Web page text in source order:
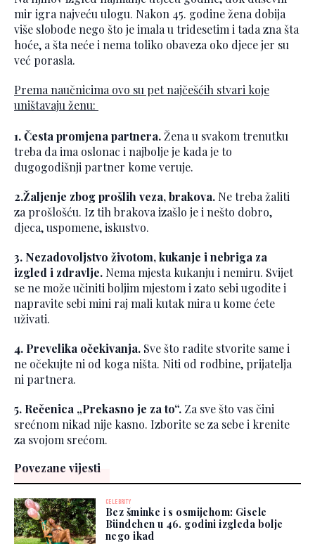
mir igra najveću ulogu. Nakon 45. godine žena dobija
više slobode nego što je imala u tridesetim i tada zna šta
hoće, a šta neće i nema toliko obaveza oko djece jer su
već porasla.
Prema naučnicima ovo su pet najčešćih stvari koje
uništavaju ženu:
1. Česta promjena partnera.Žena u svakom trenutku
treba da ima oslonac i najbolje je kada je to
dugogodišnji partner kome veruje.
2.Žaljenje zbog prošlih veza, brakova. Ne treba žaliti
za prošlošću. Iz tih brakova izašlo je i nešto dobro,
djeca, uspomene, iskustvo.
3. Nezadovoljstvo životom, kukanje i nebriga za
izgled i zdravlje. Nema mjesta kukanju i nemiru. Svijet
se ne može učiniti boljim mjestom i zato sebi ugodite i
napravite sebi mini raj mali kutak mira u kome ćete
uživati.
4. Prevelika očekivanja. Sve što radite stvorite same i
ne očekujte ni od koga ništa. Niti od rodbine, prijatelja
ni partnera.
5. Rečenica „Prekasno je za to“. Za sve što vas čini
srećnom nikad nije kasno. Izborite se za sebe i krenite
za svojom srećom.
Povezane vijesti
CELEBRITY
Bez šminke i s osmijehom: Gisele
Bündchen u 46. godini izgleda bolje
nego ikad